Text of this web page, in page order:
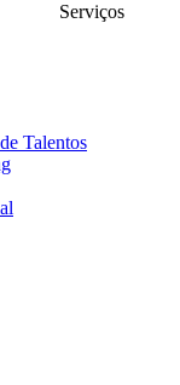
Serviços
Talentos